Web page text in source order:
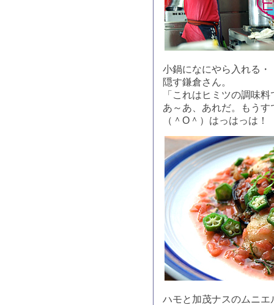
小鍋になにやら入れる
隠す鎌倉さん。
「これはヒミツの調味
あ～あ、あれだ。もう
（＾O＾）はっはっは！
ハモと加茂ナスのムニ